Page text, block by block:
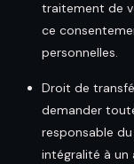
traitement de
ce
personnelles.
Droit de
demander
responsable
intégralité à un